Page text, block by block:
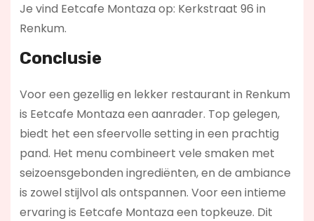
Je vind Eetcafe Montaza op: Kerkstraat 96 in
Renkum.
Conclusie
Voor een gezellig en lekker restaurant in Renkum
is Eetcafe Montaza een aanrader. Top gelegen,
biedt het een sfeervolle setting in een prachtig
pand. Het menu combineert vele smaken met
seizoensgebonden ingrediënten, en de ambiance
is zowel stijlvol als ontspannen. Voor een intieme
ervaring is Eetcafe Montaza een topkeuze. Dit